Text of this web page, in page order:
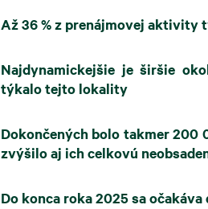
Až 36 % z prenájmovej aktivity
Najdynamickejšie je širšie
týkalo tejto lokality
Dokončených bolo takmer 200
zvýšilo aj ich celkovú
Do konca roka 2025 sa